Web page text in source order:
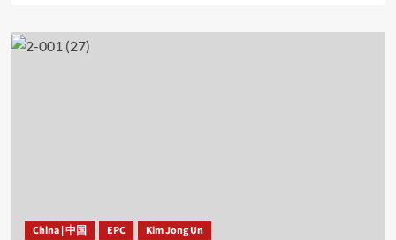
China | 中国 EPC Kim Jong Un